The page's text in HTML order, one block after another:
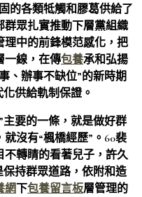
的各類牴觸和膠葛供給了
眾扎實推動下層黨組織
中的前鋒模范感化，把
一線，在傳包養承和弘揚
、辦事不缺位”的新時期
供給軌制保證。
要的一條，就是做好群
沒有“楓橋經歷”。60裴
不轉睛的看著兒子，許久
持群眾道路，依附和造
網下包養留言板層管理的